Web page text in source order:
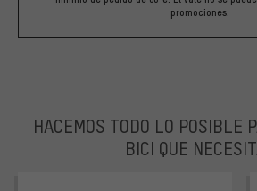
promociones.
HACEMOS TODO LO POSIBLE
BICI QUE